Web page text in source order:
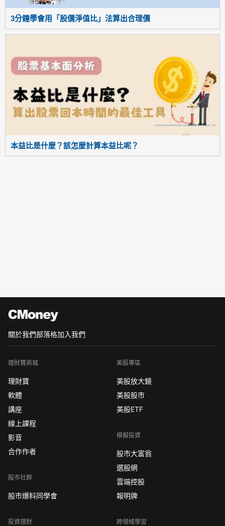
3分鐘學會用「股價淨值比」法算出合理價
本益比是什麼？該怎麼計算本益比呢？
關於我們部落格加入我們
理財寶商城
理財寶
軟體
講座
線上課程
影音
合作作者
股市社群
股市爆料同學會
投資理財
美股專區
美股放大鏡
美股股市
美股ETF
模擬投資
股市大富翁
選股網
雲端控股
報明牌
跨領域學習